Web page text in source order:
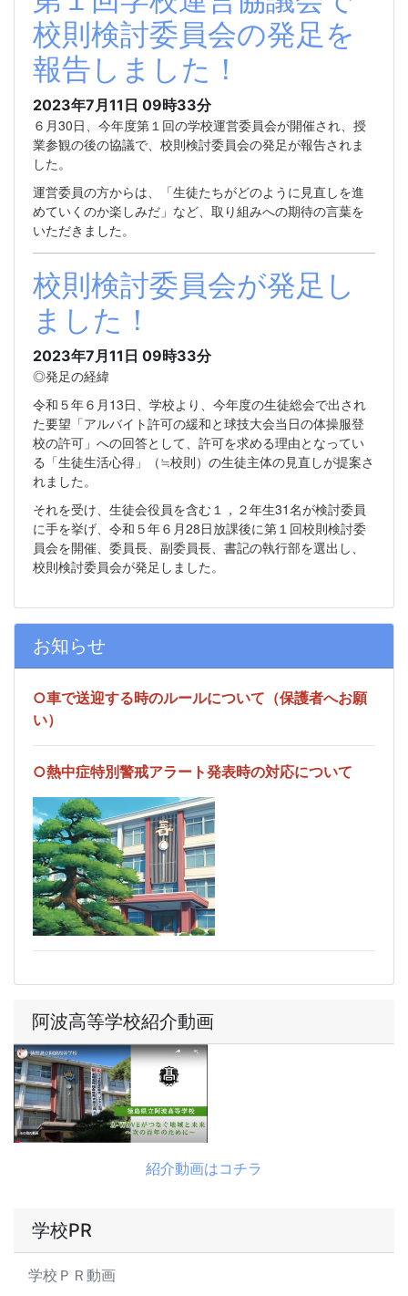
お知らせ
○車で送迎する時のルールについて（保護者へお願
い）
○熱中症特別警戒アラート発表時の対応について
阿波高等学校紹介動画
紹介動画はコチラ
学校PR
学校ＰＲ動画
校則検討委員会の発足を
報告しました！
2023年7月11日 09時33分
６月30日、今年度第１回の学校運営委員会が開催され、授
業参観の後の協議で、校則検討委員会の発足が報告されま
した。
運営委員の方からは、「生徒たちがどのように見直しを進
めていくのか楽しみだ」など、取り組みへの期待の言葉を
いただきました。
校則検討委員会が発足し
ました！
2023年7月11日 09時33分
◎発足の経緯
令和５年６月13日、学校より、今年度の生徒総会で出され
た要望「アルバイト許可の緩和と球技大会当日の体操服登
校の許可」への回答として、許可を求める理由となってい
る「生徒生活心得」（≒校則）の生徒主体の見直しが提案さ
れました。
それを受け、生徒会役員を含む１，２年生31名が検討委員
に手を挙げ、令和５年６月28日放課後に第１回校則検討委
員会を開催、委員長、副委員長、書記の執行部を選出し、
校則検討委員会が発足しました。